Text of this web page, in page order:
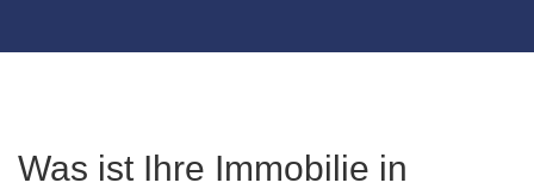
Was ist Ihre Immobilie in